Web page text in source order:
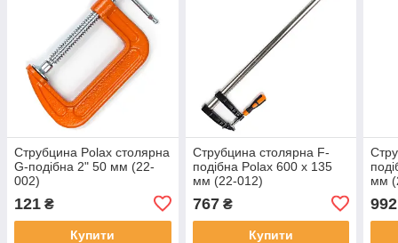
Струбцина Polax столярна
G-подібна 2" 50 мм (22-
002)
121 ₴
Купити
Струбцина столярна F-
подібна Polax 600 х 135
мм (22-012)
767₴
Купити
мм
992